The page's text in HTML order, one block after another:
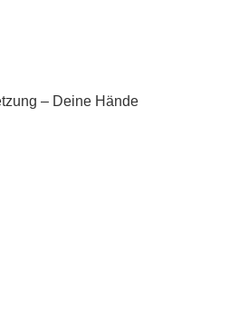
– Deine Hände